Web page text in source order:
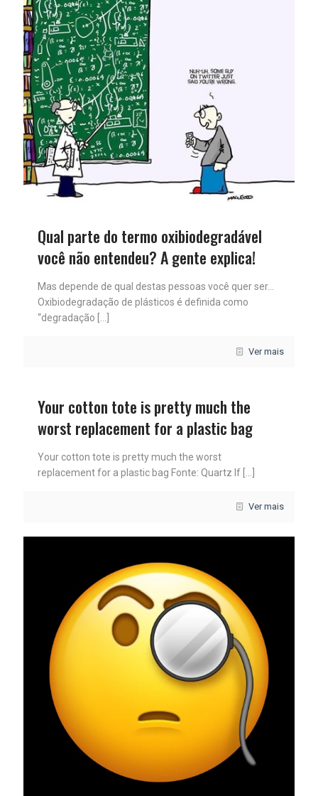
Qual parte do termo oxibiodegradável
você não entendeu? A gente explica!
Mas depende de qual destas pessoas você quer ser…
Oxibiodegradação de plásticos é definida como
“degradação […]
Ver mais
Your cotton tote is pretty much the
worst replacement for a plastic bag
Your cotton tote is pretty much the worst
replacement for a plastic bag Fonte: Quartz If
Ver mais